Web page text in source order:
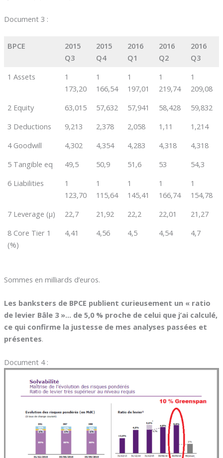
Document 3 :
BPCE
2015
Q3
2015
Q4
2016
Q1
2016
Q2
2016
Q3
1 Assets
1
173,20
1
166,54
1
197,01
1
219,74
1
209,08
2 Equity
63,015 57,632 57,941 58,428
59,832
3 Deductions
9,213 2,378 2,058 1,11
1,214
4 Goodwill
4,302 4,354 4,283 4,318
4,318
5 Tangible eq
49,5 50,9 51,6 53
54,3
6 Liabilities
1
123,70
1
115,64
1
145,41
1
166,74
1
154,78
7 Leverage (µ)
22,7 21,92 22,2 22,01
21,27
8 Core Tier 1
(%)
4,41 4,56 4,5 4,54 4,7
Sommes en milliards d’euros.
Les banksters de BPCE publient curieusement un « ratio
de levier Bâle 3 »… de 5,0 % proche de celui que j’ai calculé,
ce qui confirme la justesse de mes analyses passées et
présentes.
Document 4 :